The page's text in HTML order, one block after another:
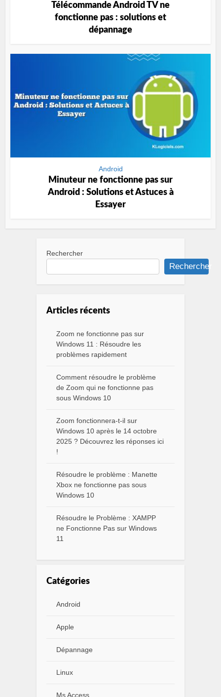
Télécommande Android TV ne
fonctionne pas : solutions et
dépannage
Android
Minuteur ne fonctionne pas sur
Android : Solutions et Astuces à
Essayer
Rechercher
Rechercher
Articles récents
Zoom ne fonctionne pas sur
Windows 11 : Résoudre les
problèmes rapidement
Comment résoudre le problème
de Zoom qui ne fonctionne pas
sous Windows 10
Zoom fonctionnera-t-il sur
Windows 10 après le 14 octobre
2025 ? Découvrez les réponses ici
!
Résoudre le problème : Manette
Xbox ne fonctionne pas sous
Windows 10
Résoudre le Problème : XAMPP
ne Fonctionne Pas sur Windows
11
Catégories
Android
Apple
Dépannage
Linux
Ms Access